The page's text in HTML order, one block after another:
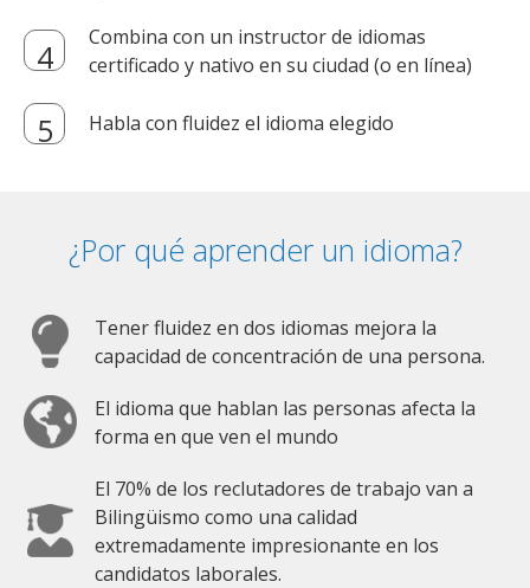
Combina con un instructor de idiomas
certificado y nativo en su ciudad (o en línea)
Habla con fluidez el idioma elegido
¿Por qué aprender un idioma?
Tener fluidez en dos idiomas mejora la
capacidad de concentración de una persona.
El idioma que hablan las personas afecta la
forma en que ven el mundo
El 70% de los reclutadores de trabajo van a
Bilingüismo como una calidad
extremadamente impresionante en los
candidatos laborales.